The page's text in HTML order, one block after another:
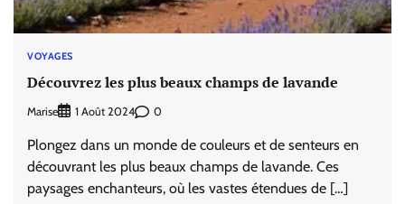
VOYAGES
Découvrez les plus beaux champs de lavande
Marise 1 Août 2024 0
Plongez dans un monde de couleurs et de senteurs en
découvrant les plus beaux champs de lavande. Ces
paysages enchanteurs, où les vastes étendues de […]